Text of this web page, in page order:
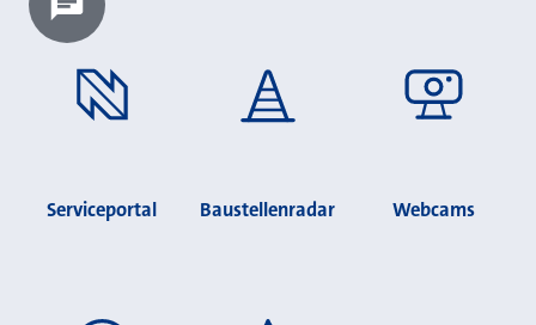
Chatbot laden?
Serviceportal Baustellenradar Webcams